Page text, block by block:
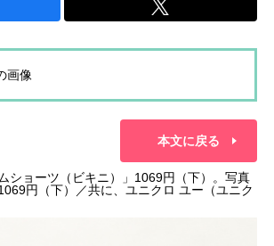
画像
本文に戻る
ショーツ（ビキニ）」1069円（下）。写真
円（下）／共に、ユニクロ ユー（ユニク